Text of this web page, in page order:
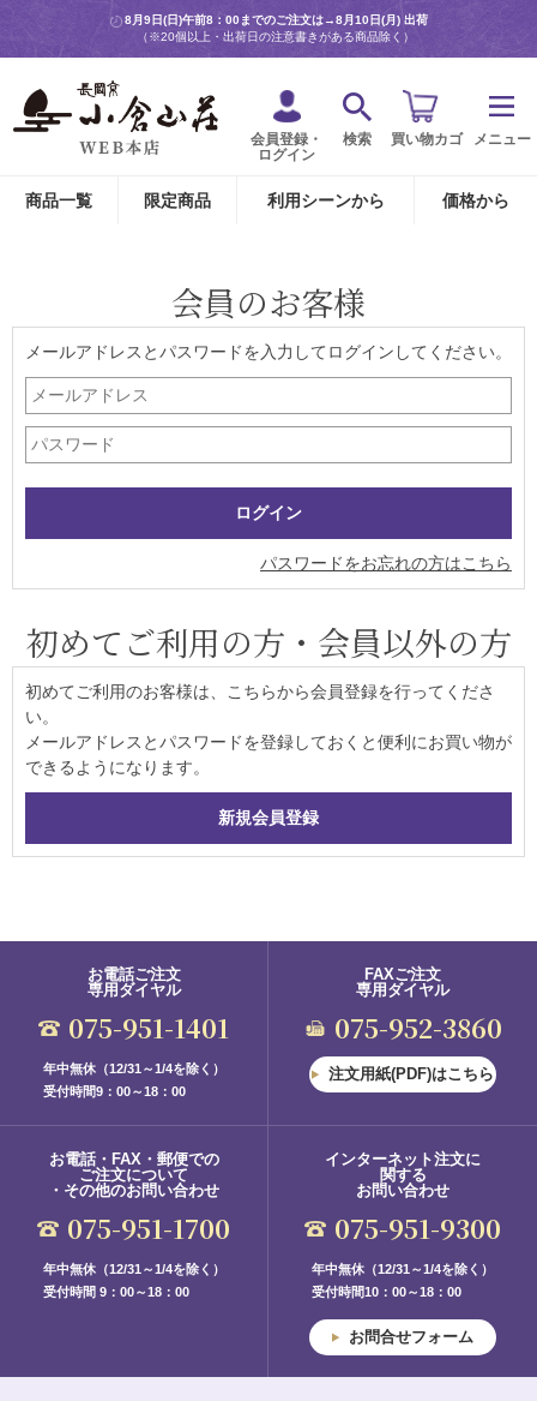
8月9日(日)午前8：00までのご注文は→8月10日(月) 出荷
（※20個以上・出荷日の注意書きがある商品除く）
会員登録・
ログイン
検索 買い物カゴ メニュー
商品一覧 限定商品 利用シーンから 価格から
会員のお客様
メールアドレスとパスワードを入力してログインしてください。
パスワードをお忘れの方はこちら
初めてご利用の方・会員以外の方
初めてご利用のお客様は、こちらから会員登録を行ってくださ
い。
メールアドレスとパスワードを登録しておくと便利にお買い物が
できるようになります。
お電話ご注文
専用ダイヤル
075-951-1401
年中無休（12/31～1/4を除く）
受付時間9：00～18：00
FAXご注文
専用ダイヤル
075-952-3860
注文用紙(PDF)はこちら
お電話・FAX・郵便での
ご注文について
・その他のお問い合わせ
075-951-1700
年中無休（12/31～1/4を除く）
受付時間 9：00～18：00
インターネット注文に
関する
お問い合わせ
075-951-9300
年中無休（12/31～1/4を除く）
受付時間10：00～18：00
お問合せフォーム